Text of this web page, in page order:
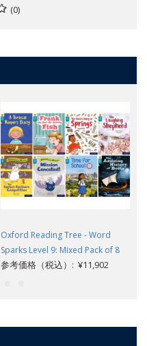
(0)
Oxford Reading Tree - Word
Sparks Level 9: Mixed Pack of 8
参考価格（税込）: ¥11,902